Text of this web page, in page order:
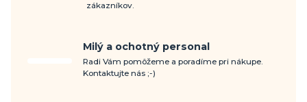
zákazníkov.
Milý a ochotný personal
Radi Vám pomôžeme a poradíme pri nákupe.
Kontaktujte nás ;-)